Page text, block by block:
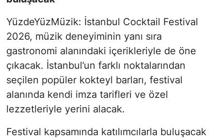
YüzdeYüzMüzik: İstanbul Cocktail Festival
2026, müzik deneyiminin yanı sıra
gastronomi alanındaki içerikleriyle de öne
çıkacak. İstanbul’un farklı noktalarından
seçilen popüler kokteyl barları, festival
alanında kendi imza tarifleri ve özel
lezzetleriyle yerini alacak.
Festival kapsamında katılımcılarla buluşacak